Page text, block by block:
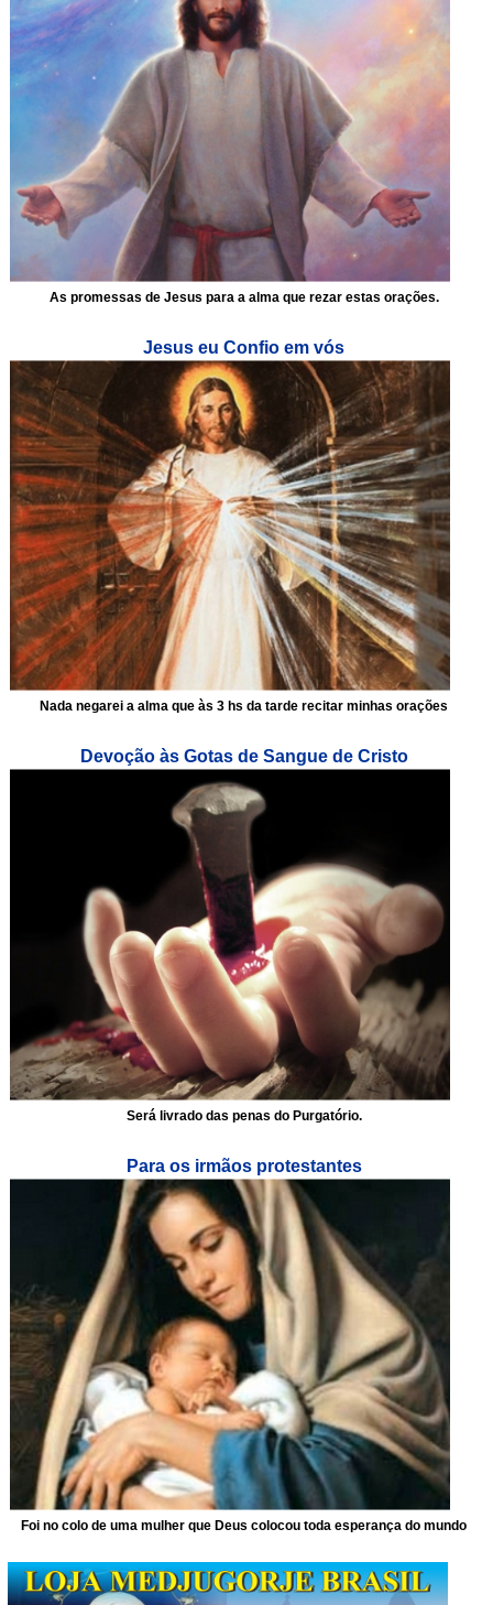
As promessas de Jesus para a alma que rezar estas orações.
Jesus eu Confio em vós
Nada negarei a alma que às 3 hs da tarde recitar minhas orações
Devoção às Gotas de Sangue de Cristo
Será livrado das penas do Purgatório.
Para os irmãos protestantes
Foi no colo de uma mulher que Deus colocou toda esperança do mundo